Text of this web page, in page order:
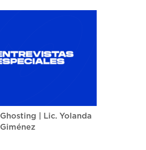
Ghosting | Lic. Yolanda
Giménez